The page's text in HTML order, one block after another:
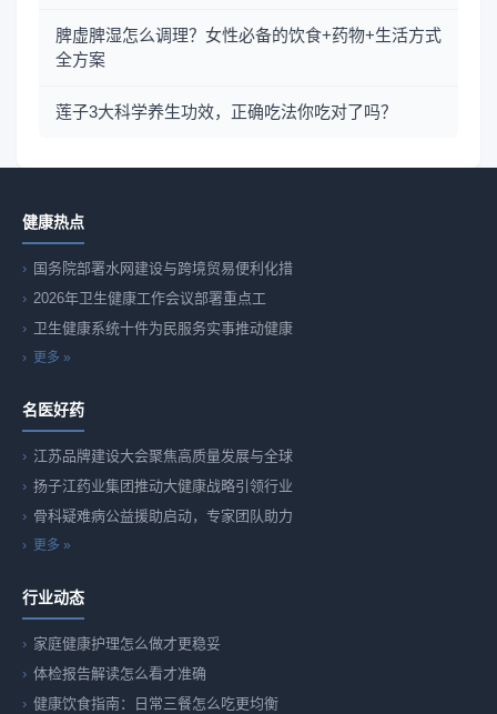
脾虚脾湿怎么调理？女性必备的饮食+药物+生活方式
全方案
莲子3大科学养生功效，正确吃法你吃对了吗？
健康热点
国务院部署水网建设与跨境贸易便利化措
2026年卫生健康工作会议部署重点工
卫生健康系统十件为民服务实事推动健康
更多 »
名医好药
江苏品牌建设大会聚焦高质量发展与全球
扬子江药业集团推动大健康战略引领行业
骨科疑难病公益援助启动，专家团队助力
更多 »
行业动态
家庭健康护理怎么做才更稳妥
体检报告解读怎么看才准确
健康饮食指南：日常三餐怎么吃更均衡